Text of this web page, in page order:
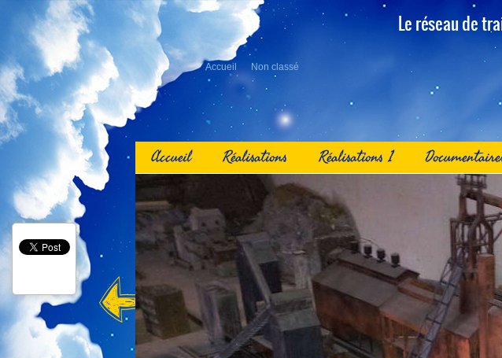
Le réseau de
Accueil Non classé
Accueil Réalisations Réalisations 1